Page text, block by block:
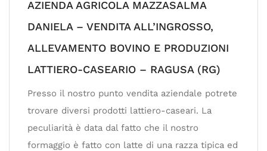
AZIENDA AGRICOLA MAZZASALMA
DANIELA – VENDITA ALL’INGROSSO,
ALLEVAMENTO BOVINO E PRODUZIONI
LATTIERO-CASEARIO – RAGUSA (RG)
Presso il nostro punto vendita aziendale potrete
trovare diversi prodotti lattiero-caseari. La
peculiarità è data dal fatto che il nostro
formaggio è fatto con latte di una razza tipica ed